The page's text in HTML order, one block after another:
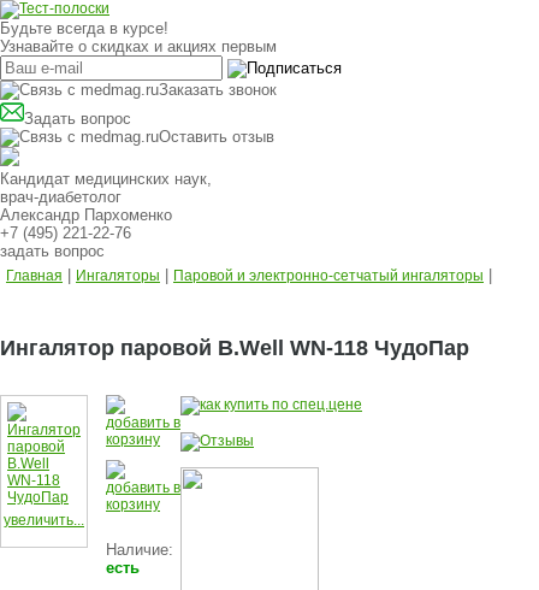
Будьте всегда в курсе!
Узнавайте о скидках и акциях первым
Заказать звонок
Задать вопрос
Оставить отзыв
Кандидат медицинских наук,
врач-диабетолог
Александр Пархоменко
+7 (495) 221-22-76
задать вопрос
Главная Ингаляторы Паровой и электронно-сетчатый ингаляторы
Ингалятор паровой B.Well WN-118 ЧудоПар
увеличить...
Наличие:
есть